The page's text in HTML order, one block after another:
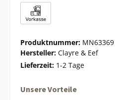
Produktnummer: MN63369
Hersteller: Clayre & Eef
Lieferzeit: 1-2 Tage
Unsere Vorteile